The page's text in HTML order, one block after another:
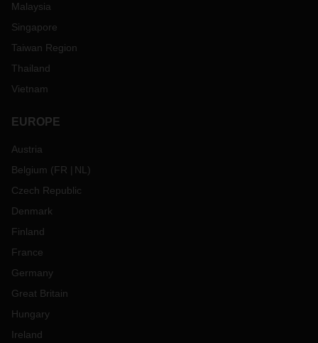
Malaysia
Singapore
Taiwan Region
Thailand
Vietnam
EUROPE
Austria
Belgium (FR NL )
Czech Republic
Denmark
Finland
France
Germany
Great Britain
Hungary
Ireland